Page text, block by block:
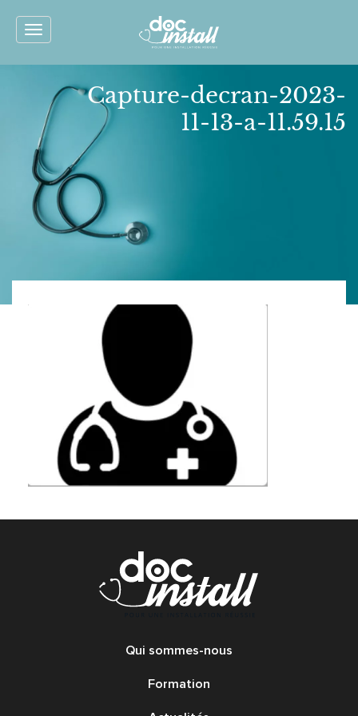
Toggle
Capture-decran-2023-
11-13-a-11.59.15
Qui sommes-nous
Formation